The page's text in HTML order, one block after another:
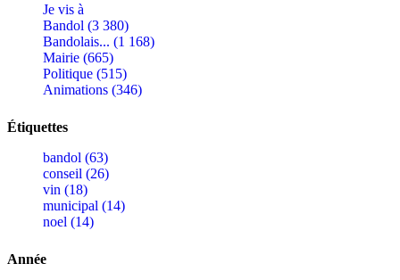
Je vis à
Bandol (3 380)
Bandolais... (1 168)
Mairie (665)
Politique (515)
Animations (346)
Étiquettes
bandol (63)
conseil (26)
vin (18)
municipal (14)
noel (14)
Année